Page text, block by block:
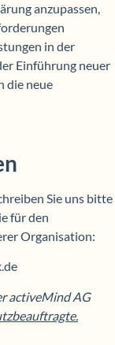
anzupassen,
in der
Einführung neuer
die neue
Sie uns bitte
für den
Organisation:
activeMind AG